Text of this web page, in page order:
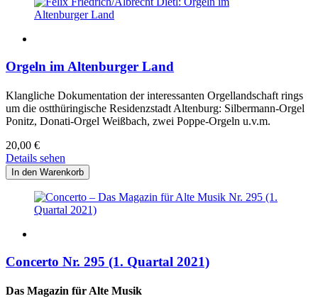
Orgeln im Altenburger Land
Klangliche Dokumentation der interessanten Orgellandschaft rings
um die ostthüringische Residenzstadt Altenburg: Silbermann-Orgel
Ponitz, Donati-Orgel Weißbach, zwei Poppe-Orgeln u.v.m.
20,00 €
Details sehen
Concerto Nr. 295 (1. Quartal 2021)
Das Magazin für Alte Musik